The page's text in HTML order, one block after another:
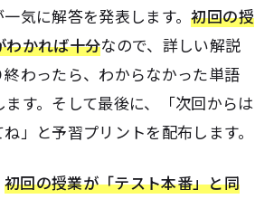
気に解答を発表します。初回の授
わかれば十分なので、詳しい解説
わったら、わからなかった単語
す。そして最後に、「次回からは
」と予習プリントを配布します。
初回の授業が「テスト本番」と同